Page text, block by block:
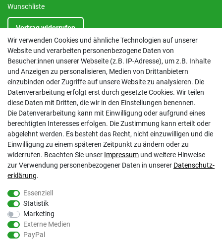
Wunschliste
Vertrag widerrufen
INFORMATIONEN
Kontakt
Datenschutzerklärung
AGB
Impressum
Barrierefreiheitserklärung
Altbatterie-Ensorgung
Gölz Motorgeräte Nord GmbH & Co. KG
Melatengürtel 23
50933 Köln
Wir verwenden Cookies und ähnliche Technologien auf unserer
Website und verarbeiten personenbezogene Daten von
Besucher:innen unserer Webseite (z.B. IP-Adresse), um z.B. Inhalte
und Anzeigen zu personalisieren, Medien von Drittanbietern
einzubinden oder Zugriffe auf unsere Website zu analysieren. Die
Datenverarbeitung erfolgt erst durch gesetzte Cookies. Wir teilen
diese Daten mit Dritten, die wir in den Einstellungen benennen.
Die Datenverarbeitung kann mit Einwilligung oder aufgrund eines
berechtigten Interesses erfolgen. Die Zustimmung kann erteilt oder
abgelehnt werden. Es besteht das Recht, nicht einzuwilligen und die
Einwilligung zu einem späteren Zeitpunkt zu ändern oder zu
widerrufen. Beachten Sie unser Impressum und weitere Hinweise
zur Verwendung personenbezogener Daten in unserer Daten­schutz­
erklärung.
Essenziell
Statistik
Marketing
Externe Medien
PayPal